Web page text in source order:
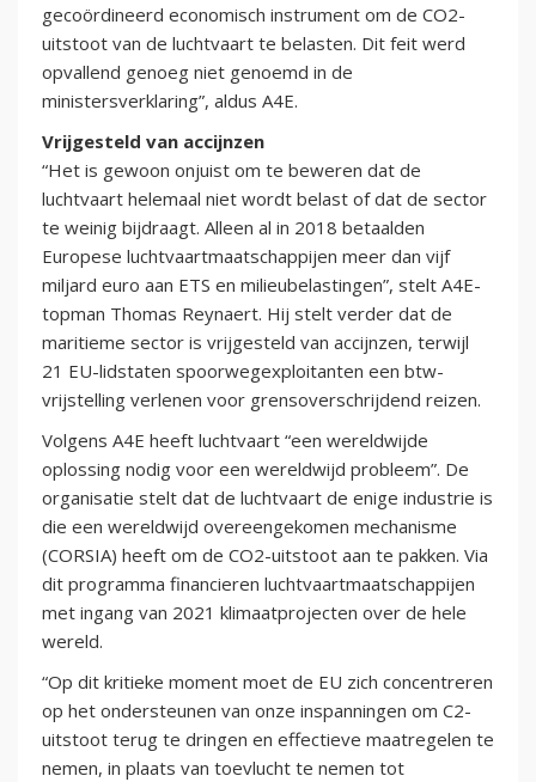
gecoördineerd economisch instrument om de CO2-
uitstoot van de luchtvaart te belasten. Dit feit werd
opvallend genoeg niet genoemd in de
ministersverklaring”, aldus A4E.
Vrijgesteld van accijnzen
“Het is gewoon onjuist om te beweren dat de
luchtvaart helemaal niet wordt belast of dat de sector
te weinig bijdraagt. Alleen al in 2018 betaalden
Europese luchtvaartmaatschappijen meer dan vijf
miljard euro aan ETS en milieubelastingen”, stelt A4E-
topman Thomas Reynaert. Hij stelt verder dat de
maritieme sector is vrijgesteld van accijnzen, terwijl
21 EU-lidstaten spoorwegexploitanten een btw-
vrijstelling verlenen voor grensoverschrijdend reizen.
Volgens A4E heeft luchtvaart “een wereldwijde
oplossing nodig voor een wereldwijd probleem”. De
organisatie stelt dat de luchtvaart de enige industrie is
die een wereldwijd overeengekomen mechanisme
(CORSIA) heeft om de CO2-uitstoot aan te pakken. Via
dit programma financieren luchtvaartmaatschappijen
met ingang van 2021 klimaatprojecten over de hele
wereld.
“Op dit kritieke moment moet de EU zich concentreren
op het ondersteunen van onze inspanningen om C2-
uitstoot terug te dringen en effectieve maatregelen te
nemen, in plaats van toevlucht te nemen tot